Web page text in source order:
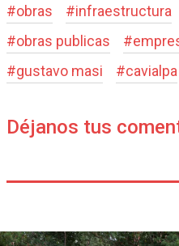
#obras #infraestructura
#obras publicas #
#gustavo masi #cavialpa
Déjanos tus